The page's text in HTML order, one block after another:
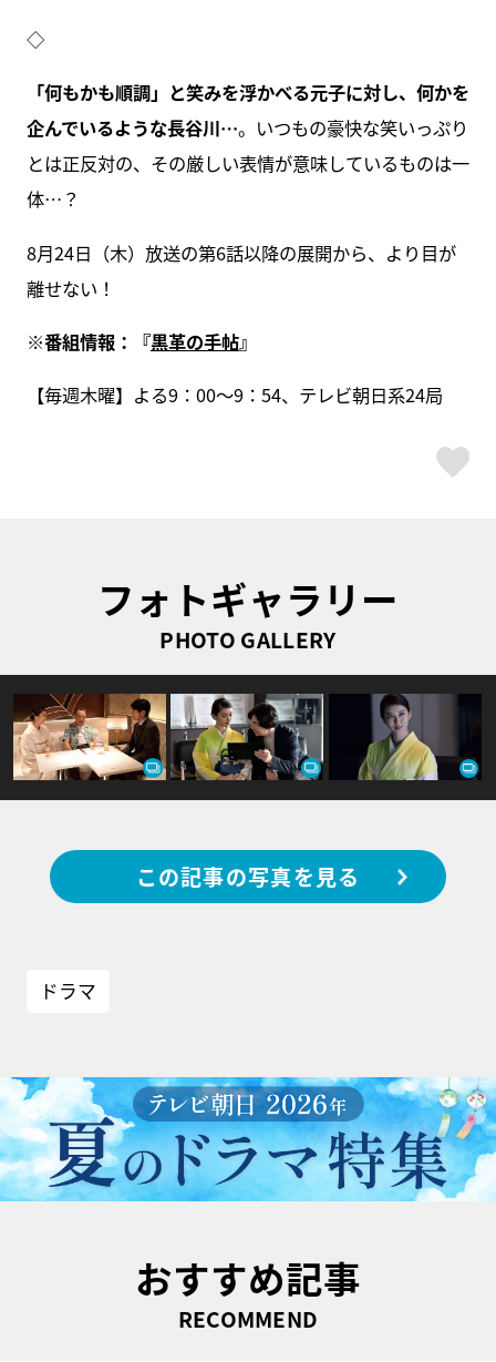
◇
「何もかも順調」と笑みを浮かべる元子に対し、何かを
企んでいるような長谷川…。いつもの豪快な笑いっぷり
とは正反対の、その厳しい表情が意味しているものは一
体…？
8月24日（木）放送の第6話以降の展開から、より目が
離せない！
※番組情報：『黒革の手帖』
【毎週木曜】よる9：00〜9：54、テレビ朝日系24局
フォトギャラリー
PHOTO GALLERY
この記事の写真を見る
ドラマ
おすすめ記事
RECOMMEND